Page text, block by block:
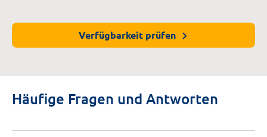
Verfügbarkeit prüfen
Häufige Fragen und Antworten